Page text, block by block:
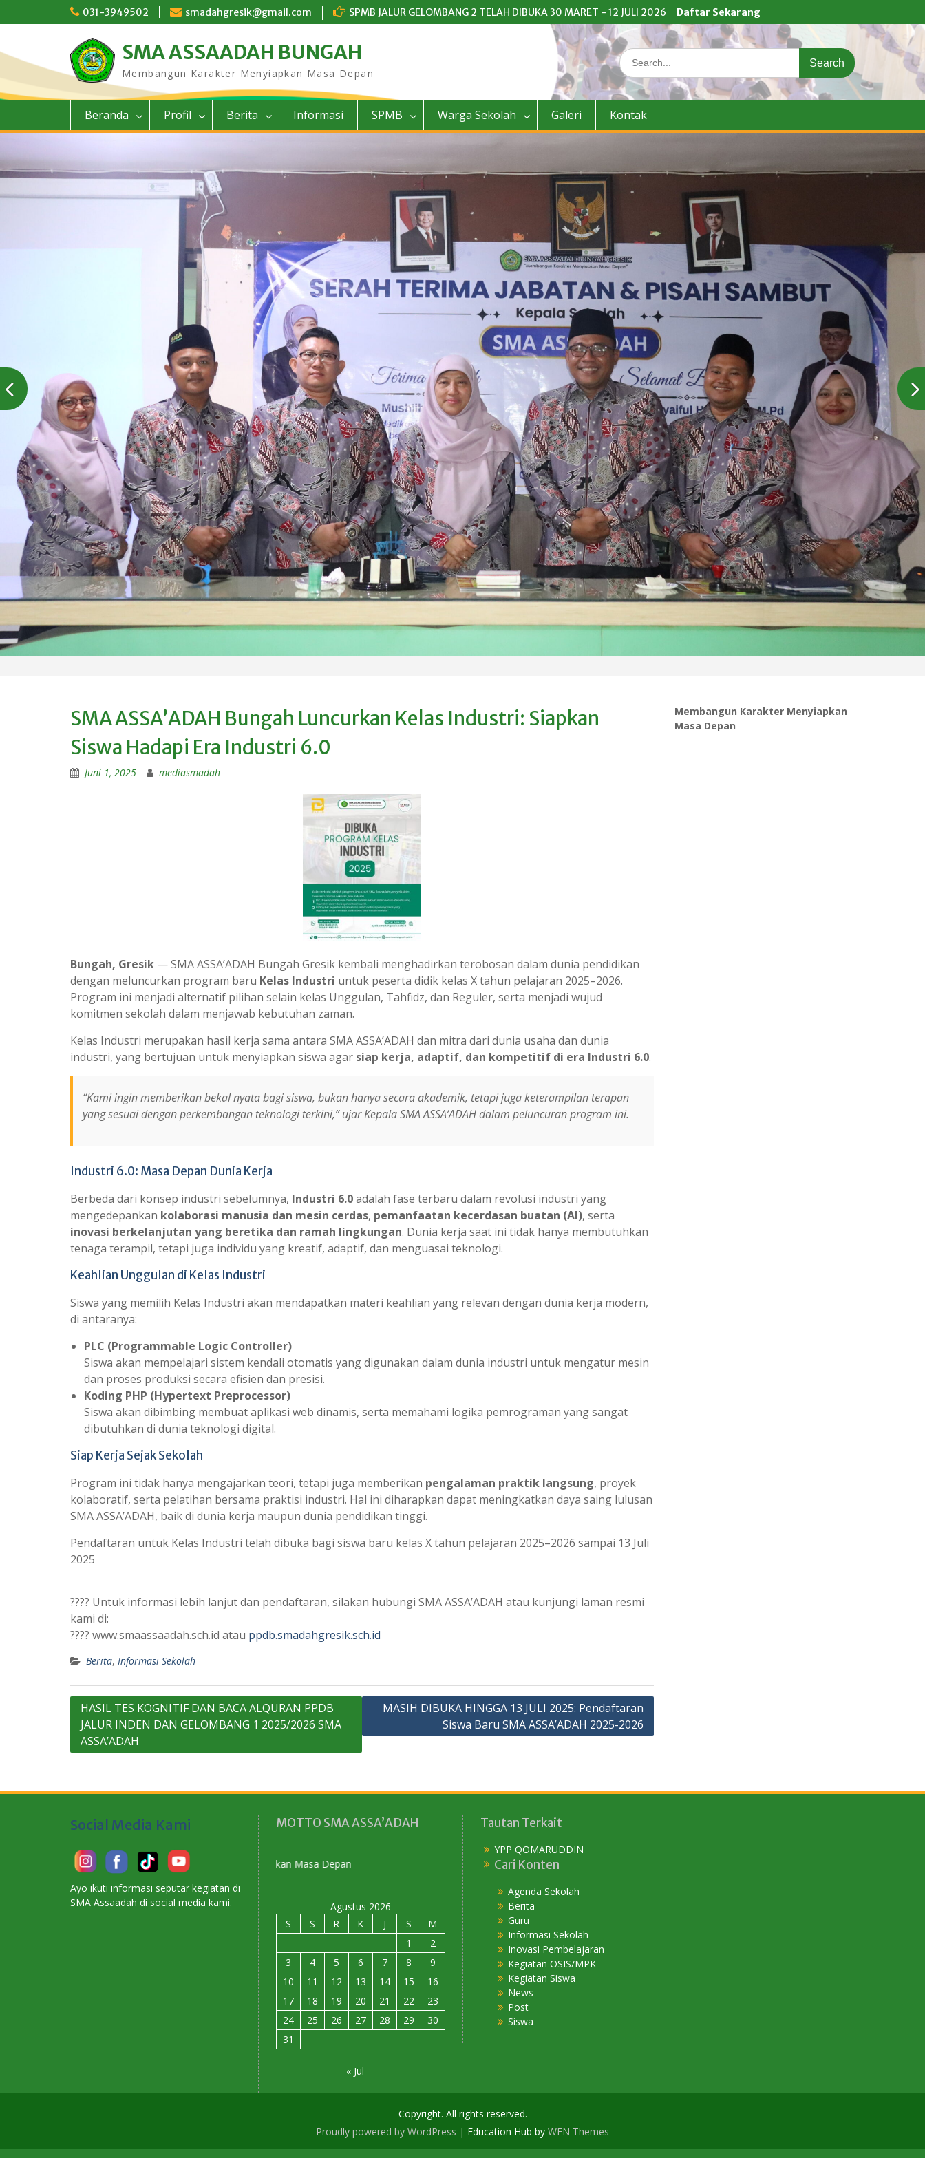
to
031-3949502 smadahgresik@gmail.com SPMB JALUR GELOMBANG 2 TELAH DIBUKA 30 MARET - 12 JULI 2026 Daftar Sekarang
SMA ASSAADAH BUNGAH
Membangun Karakter Menyiapkan Masa Depan
Search
for:
Beranda Profil Berita Informasi SPMB Warga Sekolah Galeri Kontak
SMA ASSA’ADAH Bungah Luncurkan Kelas Industri: Siapkan
Siswa Hadapi Era Industri 6.0
Juni 1, 2025 mediasmadah
Bungah, Gresik — SMA ASSA’ADAH Bungah Gresik kembali menghadirkan terobosan dalam dunia pendidikan
dengan meluncurkan program baru Kelas Industri untuk peserta didik kelas X tahun pelajaran 2025–2026.
Program ini menjadi alternatif pilihan selain kelas Unggulan, Tahfidz, dan Reguler, serta menjadi wujud
komitmen sekolah dalam menjawab kebutuhan zaman.
Kelas Industri merupakan hasil kerja sama antara SMA ASSA’ADAH dan mitra dari dunia usaha dan dunia
industri, yang bertujuan untuk menyiapkan siswa agar siap kerja, adaptif, dan kompetitif di era Industri 6.0.
“Kami ingin memberikan bekal nyata bagi siswa, bukan hanya secara akademik, tetapi juga keterampilan terapan
yang sesuai dengan perkembangan teknologi terkini,” ujar Kepala SMA ASSA’ADAH dalam peluncuran program ini.
Industri 6.0: Masa Depan Dunia Kerja
Berbeda dari konsep industri sebelumnya, Industri 6.0adalah fase terbaru dalam revolusi industri yang
mengedepankan kolaborasi manusia dan mesin cerdas, pemanfaatan kecerdasan buatan (AI), serta
inovasi berkelanjutan yang beretika dan ramah lingkungan. Dunia kerja saat ini tidak hanya membutuhkan
tenaga terampil, tetapi juga individu yang kreatif, adaptif, dan menguasai teknologi.
Keahlian Unggulan di Kelas Industri
Siswa yang memilih Kelas Industri akan mendapatkan materi keahlian yang relevan dengan dunia kerja modern,
di antaranya:
PLC (Programmable Logic Controller)
Siswa akan mempelajari sistem kendali otomatis yang digunakan dalam dunia industri untuk mengatur mesin
dan proses produksi secara efisien dan presisi.
Koding PHP (Hypertext Preprocessor)
Siswa akan dibimbing membuat aplikasi web dinamis, serta memahami logika pemrograman yang sangat
dibutuhkan di dunia teknologi digital.
Siap Kerja Sejak Sekolah
Program ini tidak hanya mengajarkan teori, tetapi juga memberikan pengalaman praktik langsung, proyek
kolaboratif, serta pelatihan bersama praktisi industri. Hal ini diharapkan dapat meningkatkan daya saing lulusan
SMA ASSA’ADAH, baik di dunia kerja maupun dunia pendidikan tinggi.
Pendaftaran untuk Kelas Industri telah dibuka bagi siswa baru kelas X tahun pelajaran 2025–2026 sampai 13 Juli
2025
???? Untuk informasi lebih lanjut dan pendaftaran, silakan hubungi SMA ASSA’ADAH atau kunjungi laman resmi
kami di:
???? www.smaassaadah.sch.id atau ppdb.smadahgresik.sch.id
Berita, Informasi Sekolah
Navigasi
pos
HASIL TES KOGNITIF DAN BACA ALQURAN PPDB
JALUR INDEN DAN GELOMBANG 1 2025/2026 SMA
ASSA’ADAH
MASIH DIBUKA HINGGA 13 JULI 2025: Pendaftaran
Siswa Baru SMA ASSA’ADAH 2025-2026
Membangun Karakter Menyiapkan
Masa Depan
Social Media Kami
Ayo ikuti informasi seputar kegiatan di
SMA Assaadah di social media kami.
MOTTO SMA ASSA’ADAH
Membangun Karakter Menyiapkan Masa Depan
Agustus 2026
S
S R K J S
M
1
2
3
4 5 6 7 8
9
10
11 12 13 14 15
16
17
18 19 20 21 22
23
24
25 26 27 28 29
30
31
« Jul
Tautan Terkait
YPP QOMARUDDIN
Cari Konten
Agenda Sekolah
Berita
Guru
Informasi Sekolah
Inovasi Pembelajaran
Kegiatan OSIS/MPK
Kegiatan Siswa
News
Post
Siswa
Copyright. All rights reserved.
Proudly powered by WordPress | Education Hub by WEN Themes